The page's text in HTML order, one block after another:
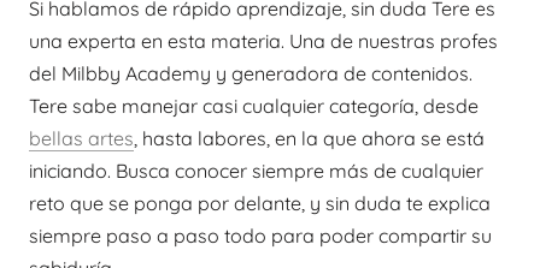
Si hablamos de rápido aprendizaje, sin duda Tere es
una experta en esta materia. Una de nuestras profes
del Milbby Academy y generadora de contenidos.
Tere sabe manejar casi cualquier categoría, desde
bellas artes, hasta labores, en la que ahora se está
iniciando. Busca conocer siempre más de cualquier
reto que se ponga por delante, y sin duda te explica
siempre paso a paso todo para poder compartir su